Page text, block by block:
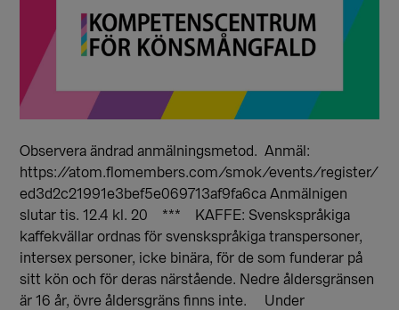
Observera ändrad anmälningsmetod. Anmäl:
https://atom.flomembers.com/smok/events/register/
ed3d2c21991e3bef5e069713af9fa6ca Anmälnigen
slutar tis. 12.4 kl. 20 *** KAFFE: Svenskspråkiga
kaffekvällar ordnas för svenskspråkiga transpersoner,
intersex personer, icke binära, för de som funderar på
sitt kön och för deras närstående. Nedre åldersgränsen
är 16 år, övre åldersgräns finns inte. Under